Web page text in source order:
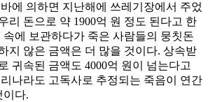
에 의하면 지난해에 쓰레기장에서 주었
리 돈으로 약 1900억 원 정도 된다고 한
속에 보관하다가 죽은 사람들의 뭉칫돈
지 않은 금액은 더 많을 것이다. 상속받
귀속된 금액도 4000억 원이 넘는다고
나라도 고독사로 추정되는 죽음이 연간
이다.